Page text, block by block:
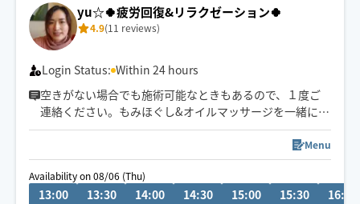
に合わせた手技で癒します👐
もちろん男性、外国の方も大歓迎です✨
🚗県外のお客様は高速代別途頂いております。
yu☆🍀疲労回復&リラクゼーション🍀
4.9(11 reviews)
Login Status: Within 24 hours
空きがない場合でも施術可能なときもあるので、１度ご
連絡ください。もみほぐし&オイルマッサージを一緒にさ
れるとコリも浮腫みもとれてスッキリするのでオススメ
ですよ～(^-^)/１人１人に寄り添う施術を心掛けていま
す。宜しくお願いいたします！県外の方は高速代別途い
ただいております。新規のお客様は県内最終受付22時、
県外21時まで。リピート様はなるべくご希望沿えるよう
Menu
Availability on 08/06 (Thu)
13:00 13:30 14:00 14:30 15:00 15:30 16:00